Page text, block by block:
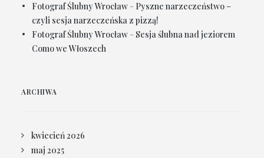
Fotograf Ślubny Wrocław - Pyszne narzeczeństwo –
czyli sesja narzeczeńska z pizzą!
Fotograf Ślubny Wrocław - Sesja ślubna nad jeziorem
Como we Włoszech
ARCHIWA
kwiecień 2026
maj 2025